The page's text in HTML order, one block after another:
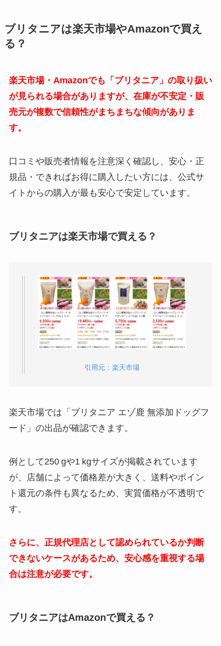
ブリタニアは楽天市場やAmazonで買え
る？
楽天市場・Amazonでも「ブリタニア」の取り扱い
が見られる場合がありますが、在庫が不安定・販
売元が複数で信頼性がまちまちな傾向がありま
す。
口コミや販売者情報を注意深く確認し、安心・正
規品・できればお得に購入したい方には、公式サ
イトからの購入が最も安心で安定しています。
ブリタニアは楽天市場で買える？
引用元：楽天市場
楽天市場では「ブリタニア エゾ鹿 無添加ドッグフ
ード」の出品が確認できます。
例として250 gや1 kgサイズが掲載されています
が、店舗によって価格差が大きく、送料やポイン
ト還元の条件も異なるため、実質価格が不透明で
す。
さらに、正規代理店として認められているか判断
できないケースがあるため、安心感を重視する場
合は注意が必要です。
ブリタニアはAmazonで買える？